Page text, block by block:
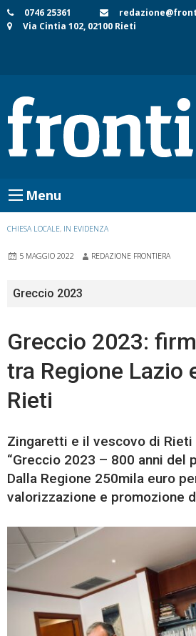
Skip
to
0746 25361
Via Cintia 102, 02100 Rieti
Menu
CHIESA LOCALE, IN EVIDENZA
5 MAGGIO 2022 REDAZIONE FRONTIERA
Greccio 2023
Greccio 2023:
tra Regione Lazio
Rieti
Zingaretti e il vescovo di
“Greccio 2023 – 800 anni del
Dalla Regione 250mila euro
valorizzazione e promozione